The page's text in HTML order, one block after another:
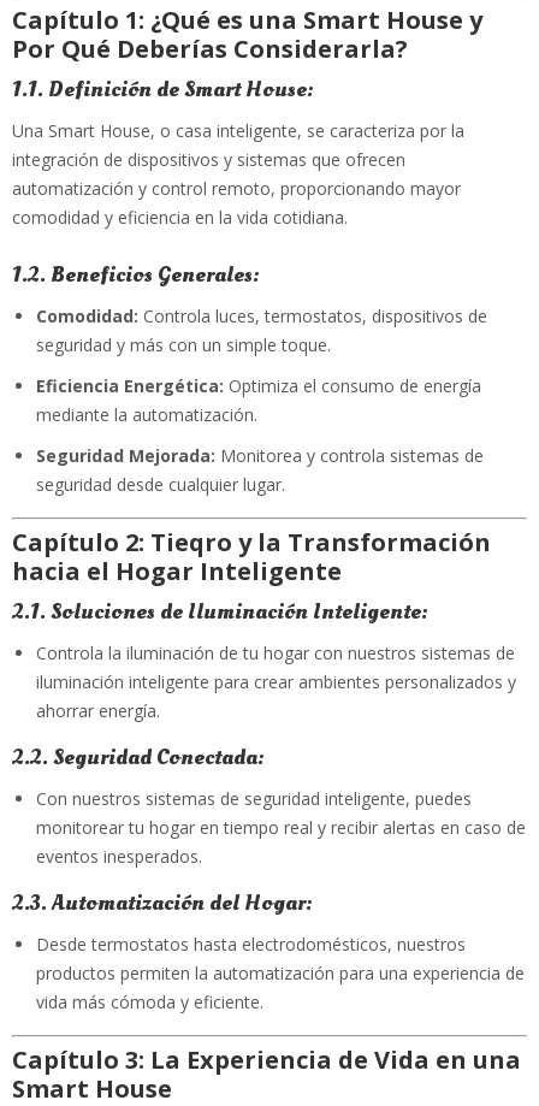
Capítulo 1: ¿Qué es una Smart House y
Por Qué Deberías Considerarla?
1.1. Definición de Smart House:
Una Smart House, o casa inteligente, se caracteriza por la
integración de dispositivos y sistemas que ofrecen
automatización y control remoto, proporcionando mayor
comodidad y eficiencia en la vida cotidiana.
1.2. Beneficios Generales:
Comodidad: Controla luces, termostatos, dispositivos de
seguridad y más con un simple toque.
Eficiencia Energética: Optimiza el consumo de energía
mediante la automatización.
Seguridad Mejorada: Monitorea y controla sistemas de
seguridad desde cualquier lugar.
Capítulo 2: Tieqro y la Transformación
hacia el Hogar Inteligente
2.1. Soluciones de Iluminación Inteligente:
Controla la iluminación de tu hogar con nuestros sistemas de
iluminación inteligente para crear ambientes personalizados y
ahorrar energía.
2.2. Seguridad Conectada:
Con nuestros sistemas de seguridad inteligente, puedes
monitorear tu hogar en tiempo real y recibir alertas en caso de
eventos inesperados.
2.3. Automatización del Hogar:
Desde termostatos hasta electrodomésticos, nuestros
productos permiten la automatización para una experiencia de
vida más cómoda y eficiente.
Capítulo 3: La Experiencia de Vida en una
Smart House